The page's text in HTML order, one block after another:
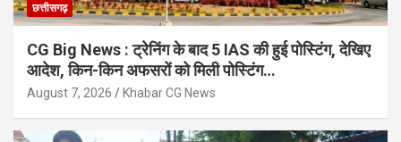
छत्तीसगढ़
CG Big News : ट्रेनिंग के बाद 5 IAS की हुई पोस्टिंग, देखिए
आदेश, किन-किन अफसरों को मिली पोस्टिंग…
August 7, 2026 Khabar CG News